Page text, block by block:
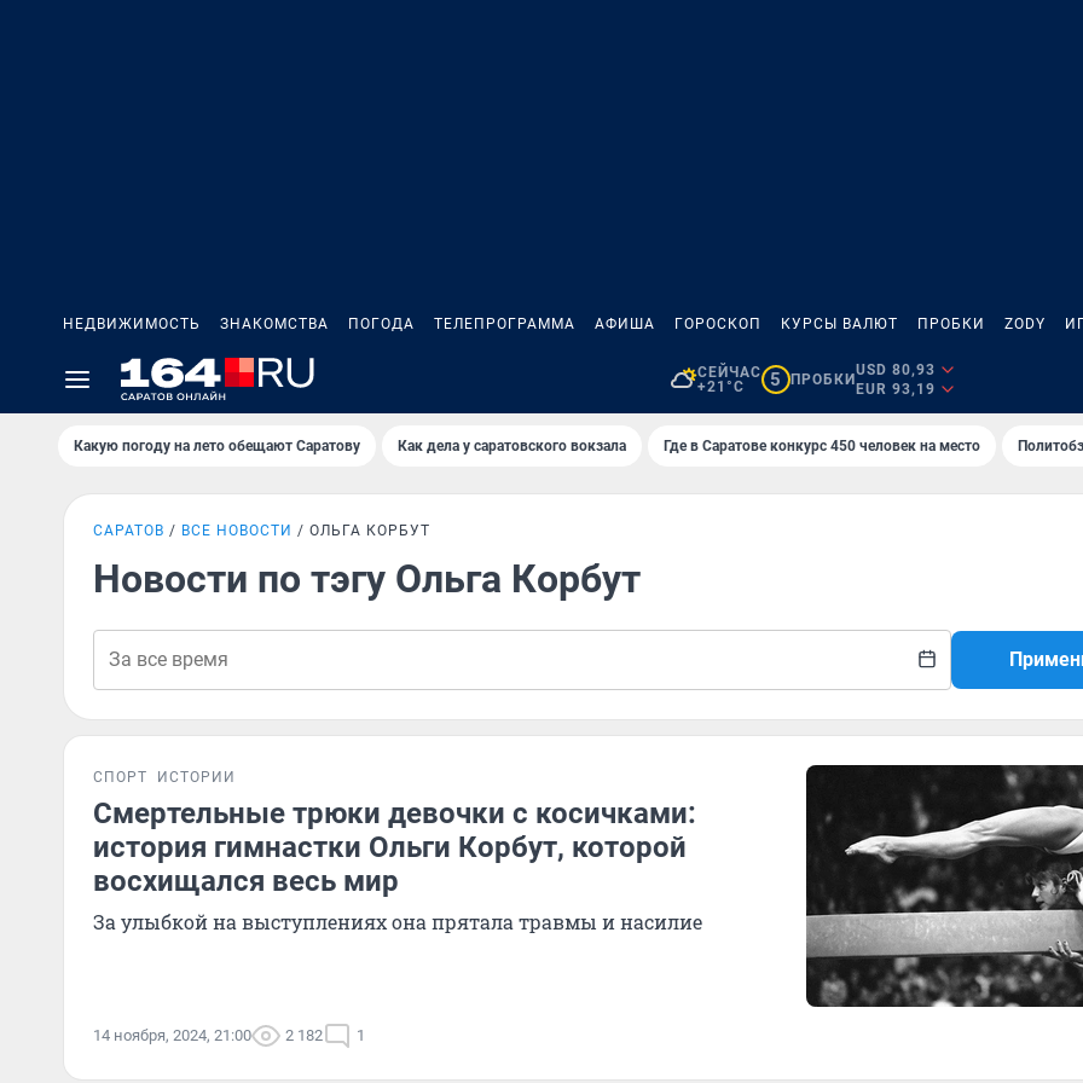
НЕДВИЖИМОСТЬ ЗНАКОМСТВА ПОГОДА ТЕЛЕПРОГРАММА АФИША ГОРОСКОП КУРСЫ ВАЛЮТ ПРОБКИ ZODY
СЕЙЧАС
+21°C
5 ПРОБКИ
USD 80,93
EUR 93,19
Какую погоду на лето обещают Саратову Как дела у саратовского вокзала Где в Саратове конкурс 450 человек на место
САРАТОВ ВСЕ НОВОСТИ ОЛЬГА КОРБУТ
Новости по тэгу Ольга Корбут
СПОРТ ИСТОРИИ
Смертельные трюки девочки с косичками:
история гимнастки Ольги Корбут, которой
восхищался весь мир
За улыбкой на выступлениях она прятала травмы и насилие
14 ноября, 2024, 21:00 2 182 1